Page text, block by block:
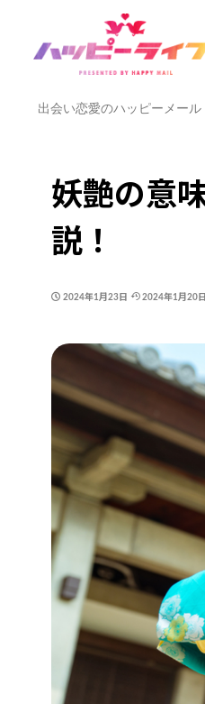
出会い恋愛のハッピーメール
妖艶の意
説！
2024年1月23日 2024年1月20日